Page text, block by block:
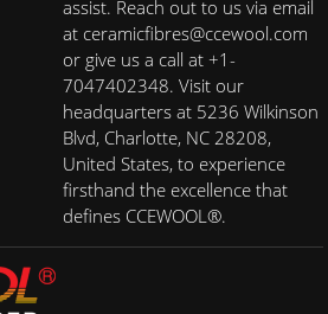
assist. Reach out to us via email
at ceramicfibres@ccewool.com
or give us a call at +1-
7047402348. Visit our
headquarters at 5236 Wilkinson
Blvd, Charlotte, NC 28208,
United States, to experience
firsthand the excellence that
defines CCEWOOL®.